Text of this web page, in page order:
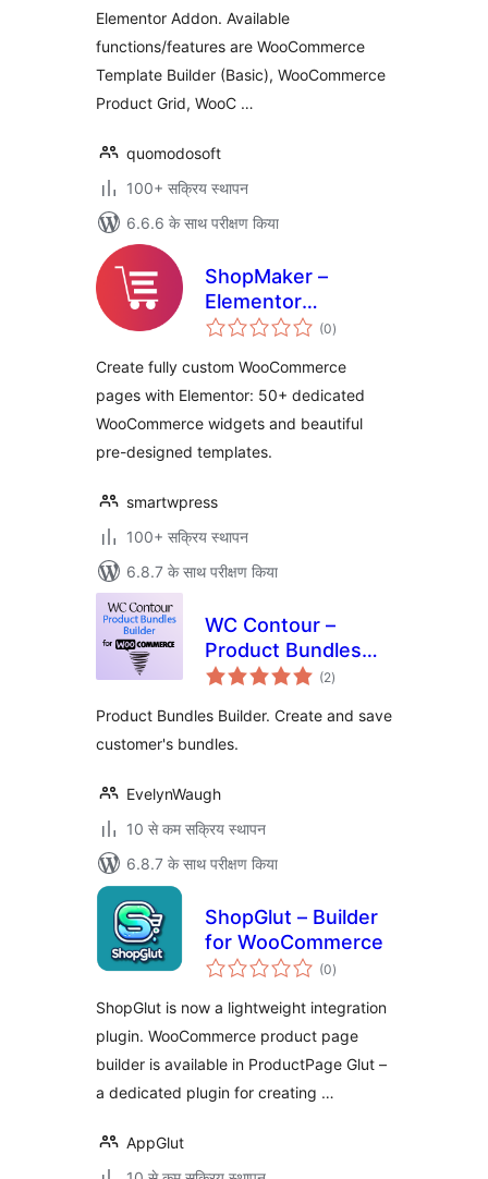
Elementor Addon. Available
functions/features are WooCommerce
Template Builder (Basic), WooCommerce
Product Grid, WooC …
quomodosoft
100+ सक्रिय स्थापन
6.6.6 के साथ परीक्षण किया
ShopMaker –
Elementor
WooCommerce
Templates
(0कुल
दर)
Create fully custom WooCommerce
pages with Elementor: 50+ dedicated
WooCommerce widgets and beautiful
pre-designed templates.
smartwpress
100+ सक्रिय स्थापन
6.8.7 के साथ परीक्षण किया
WC Contour –
Product Bundles
Builder for
(2कुल
दर)
Product Bundles Builder. Create and save
customer's bundles.
EvelynWaugh
10 से कम सक्रिय स्थापन
6.8.7 के साथ परीक्षण किया
ShopGlut – Builder
for WooCommerce
(0कुल
दर)
ShopGlut is now a lightweight integration
plugin. WooCommerce product page
builder is available in ProductPage Glut –
a dedicated plugin for creating …
AppGlut